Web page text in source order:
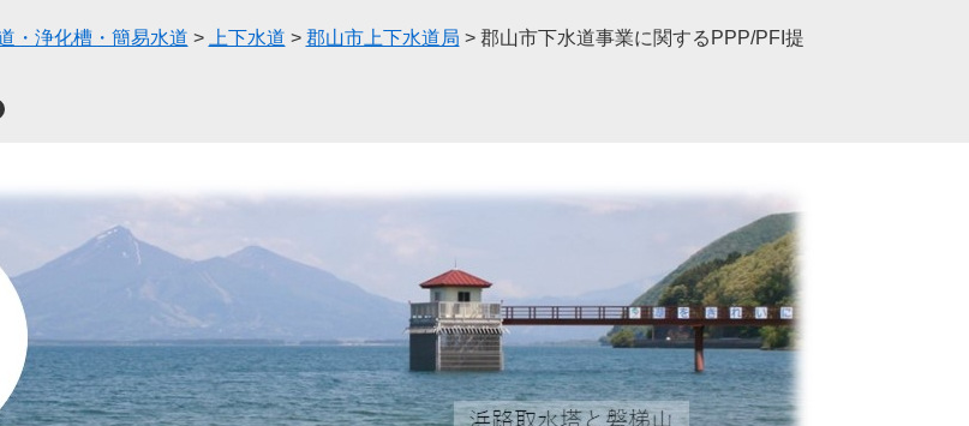
・浄化槽・簡易水道 > 上下水道 > 郡山市上下水道局 > 郡山市下水道事業に関するPPP/PFI提